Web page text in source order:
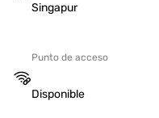
Singapur
Punto de acceso
Disponible